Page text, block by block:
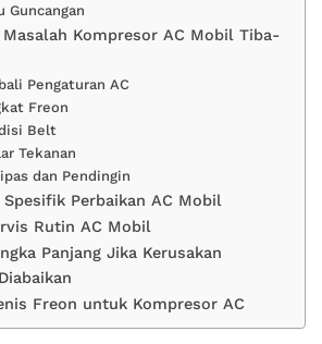
Guncangan
Masalah Kompresor AC Mobil Tiba-
Pengaturan AC
Freon
Belt
Tekanan
dan Pendingin
Spesifik Perbaikan AC Mobil
Rutin AC Mobil
Panjang Jika Kerusakan
Freon untuk Kompresor AC